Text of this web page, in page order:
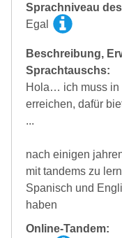
Sprachniveau
Egal
Beschreibung,
Sprachtauschs:
Hola… ich muss in
erreichen, dafür
...
nach einigen
mit tandems zu
Spanisch und
haben
Online-Tandem: